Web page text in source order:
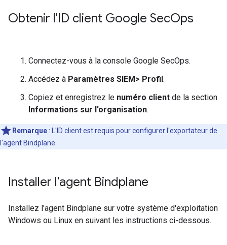
Obtenir l'ID client Google SecOps
Connectez-vous à la console Google SecOps.
Accédez à Paramètres SIEM> Profil.
Copiez et enregistrez le numéro client de la section
Informations sur l'organisation.
Remarque :
L'ID client est requis pour configurer l'exportateur de
l'agent Bindplane.
Installer l'agent Bindplane
Installez l'agent Bindplane sur votre système d'exploitation
Windows ou Linux en suivant les instructions ci-dessous.